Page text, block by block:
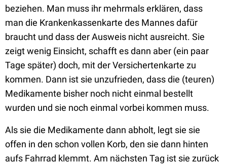
beziehen. Man muss ihr mehrmals erklären, dass
man die Krankenkassenkarte des Mannes dafür
braucht und dass der Ausweis nicht ausreicht. Sie
zeigt wenig Einsicht, schafft es dann aber (ein paar
Tage später) doch, mit der Versichertenkarte zu
kommen. Dann ist sie unzufrieden, dass die (teuren)
Medikamente bisher noch nicht einmal bestellt
wurden und sie noch einmal vorbei kommen muss.
Als sie die Medikamente dann abholt, legt sie sie
offen in den schon vollen Korb, den sie dann hinten
aufs Fahrrad klemmt. Am nächsten Tag ist sie zurück